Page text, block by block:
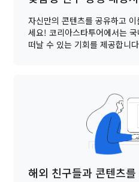
자신만의 콘텐츠를 공유하고
세요! 코리아스타투어에서는
떠날 수 있는 기회를 제공합니다
해외 친구들과 콘텐츠를